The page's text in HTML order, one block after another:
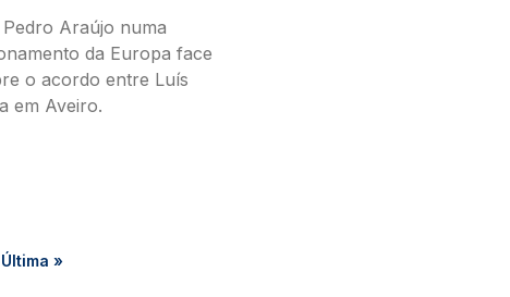
Araújo numa
da Europa face
o acordo entre Luís
em Aveiro.
Última página
Última »